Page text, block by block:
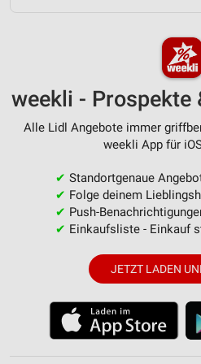
weekli - Prospekte
Alle Lidl Angebote immer
weekli App für
✔ Standortgenaue
✔ Folge deinem
✔ Push-
✔ Einkaufsliste - Einkauf
JETZT LADEN
Verwendung von Profilen zur
personalisierter Inhalte
Messung der Werbeleistung
Messung der Performance von
Analyse von Zielgruppen durch
Kombinationen von Daten aus
Quellen
Verwendung reduzierter Daten
IAB-Besonderheiten: